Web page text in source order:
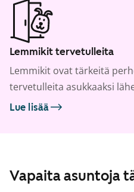
Lemmikit tervetulleita
Lemmikit ovat tärkeitä
tervetulleita asukkaaksi
Lue lisää
Vapaita asuntoja
/21